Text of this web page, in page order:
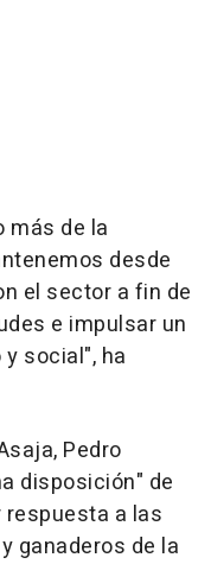
más de la
desde
el sector a fin de
e impulsar un
social", ha
Pedro
disposición" de
respuesta a las
ganaderos de la